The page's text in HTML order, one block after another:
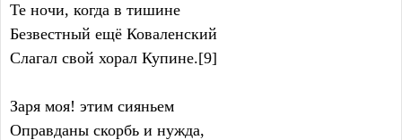
Те ночи, когда в тишине
Безвестный ещё Коваленский
Слагал свой хорал Купине.[9]
Заря моя! этим сияньем
Оправданы скорбь и нужда,